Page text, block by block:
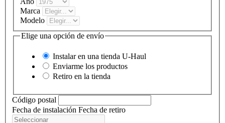
Marca
Modelo
Elige una opción de envío
Instalar en una tienda U-Haul
Enviarme los productos
Retiro en la tienda
Código postal
Fecha de instalación Fecha de retiro